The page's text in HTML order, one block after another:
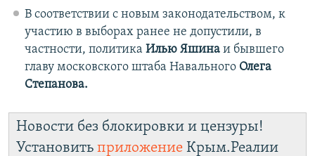
В соответствии с новым законодательством, к
участию в выборах ранее не допустили, в
частности, политика Илью Яшинаи бывшего
главу московского штаба Навального Олега
Степанова.
Новости без блокировки и цензуры!
Установить приложение Крым.Реалии